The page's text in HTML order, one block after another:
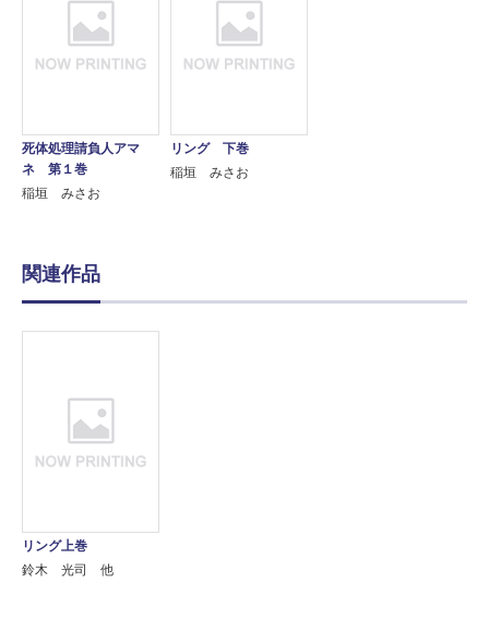
死体処理請負人アマ
ネ 第１巻
稲垣 みさお
リング 下巻
稲垣 みさお
関連作品
リング上巻
鈴木 光司 他